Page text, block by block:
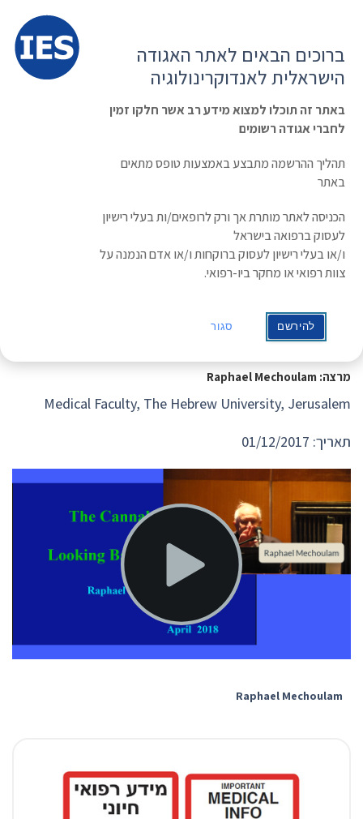
הרשמה ועדכון נתונים
כניסת חברים
ראשי » תעוד מפגש »
The Endogenous Cannabinoid System – Looking
The Endogenous Cannabinoid System
– Looking Back and Ahead
מרצה: Raphael Mechoulam
Medical Faculty, The Hebrew University, Jerusalem
תאריך: 01/12/2017
Raphael Mechoulam
ברוכים הבאים לאתר האגודה
הישראלית לאנדוקרינולוגיה
באתר זה תוכלו למצוא מידע רב אשר חלקו זמין
לחברי אגודה רשומים
תהליך ההרשמה מתבצע באמצעות טופס מתאים
באתר
הכניסה לאתר מותרת אך ורק לרופאים/ות בעלי רישיון
לעסוק ברפואה בישראל
ו/או בעלי רישיון לעסוק ברוקחות ו/או אדם הנמנה על
צוות רפואי או מחקר ביו-רפואי.
להירשם סגור